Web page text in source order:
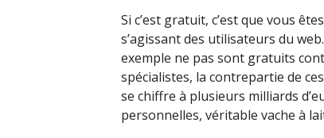
Si c’est gratuit, c’est que vous
s’agissant des utilisateurs du
exemple ne pas sont gratuits
spécialistes, la contrepartie de
se chiffre à plusieurs milliards
personnelles, véritable vache à